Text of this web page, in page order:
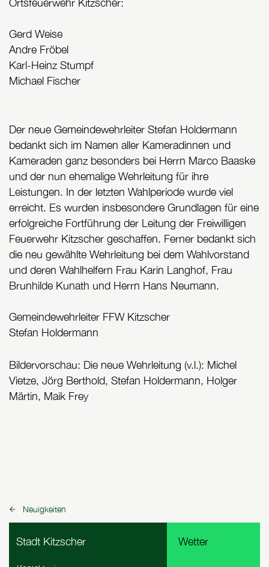
Ortsfeuerwehr Kitzscher:
Gerd Weise
Andre Fröbel
Karl-Heinz Stumpf
Michael Fischer
Der neue Gemeindewehrleiter Stefan Holdermann
bedankt sich im Namen aller Kameradinnen und
Kameraden ganz besonders bei Herrn Marco Baaske
und der nun ehemalige Wehrleitung für ihre
Leistungen. In der letzten Wahlperiode wurde viel
erreicht. Es wurden insbesondere Grundlagen für eine
erfolgreiche Fortführung der Leitung der Freiwilligen
Feuerwehr Kitzscher geschaffen. Ferner bedankt sich
die neu gewählte Wehrleitung bei dem Wahlvorstand
und deren Wahlhelfern Frau Karin Langhof, Frau
Brunhilde Kunath und Herrn Hans Neumann.
Gemeindewehrleiter FFW Kitzscher
Stefan Holdermann
Bildervorschau: Die neue Wehrleitung (v.l.): Michel
Vietze, Jörg Berthold, Stefan Holdermann, Holger
Märtin, Maik Frey
zurück zu:
Neuigkeiten
Fußbereich Informationen
Stadt Kitzscher Wetter